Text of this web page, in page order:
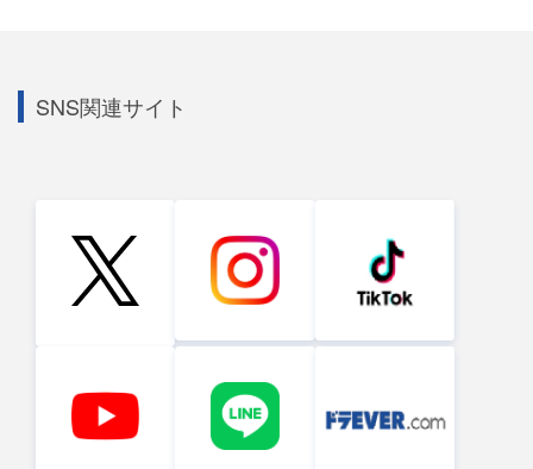
SNS関連サイト